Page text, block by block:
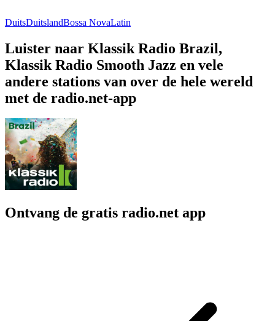
DuitsDuitslandBossa NovaLatin
Luister naar Klassik Radio Brazil,
Klassik Radio Smooth Jazz en vele
andere stations van over de hele wereld
met de radio.net-app
Ontvang de gratis radio.net app